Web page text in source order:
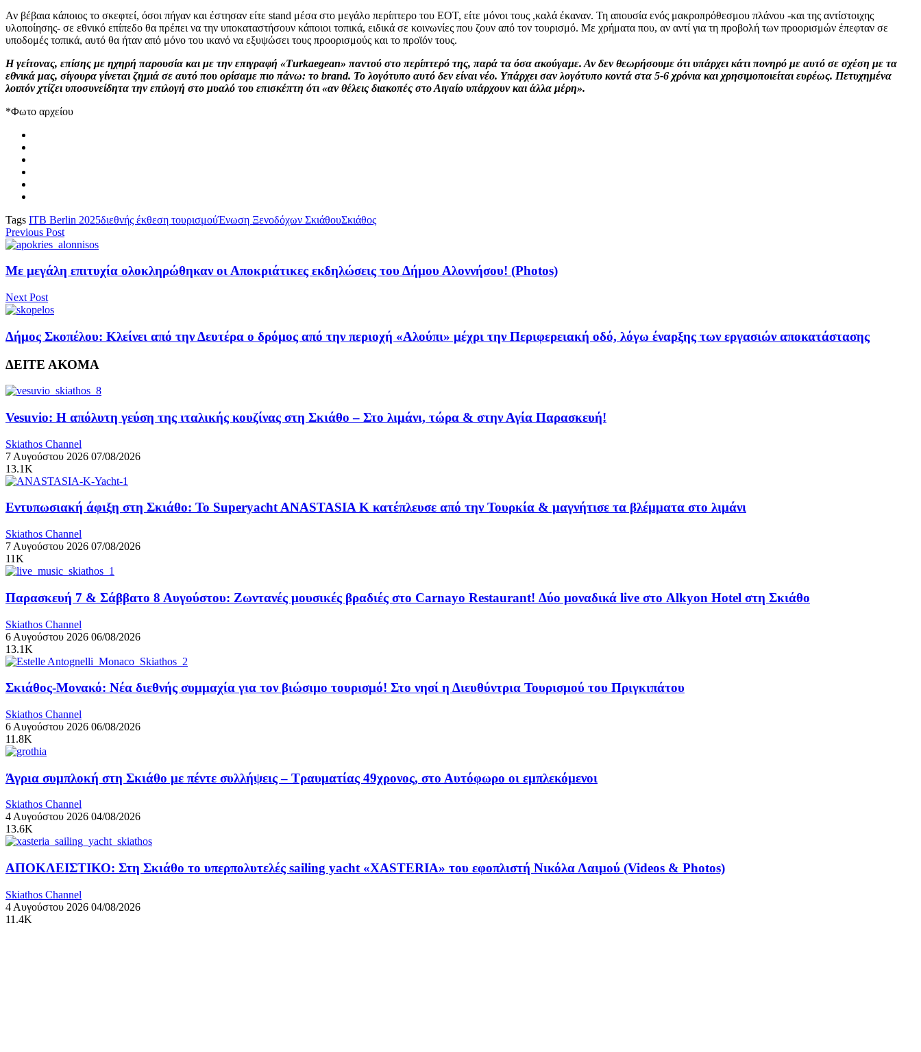
Αν βέβαια κάποιος το σκεφτεί, όσοι πήγαν και έστησαν είτε stand μέσα στο μεγάλο περίπτερο του ΕΟΤ, είτε μόνοι τους ,καλά έκαναν. Τη απουσία ενός μακροπρόθεσμου πλάνου -και της αντίστοιχης
υλοποίησης- σε εθνικό επίπεδο θα πρέπει να την υποκαταστήσουν κάποιοι τοπικά, ειδικά σε κοινωνίες που ζουν από τον τουρισμό. Με χρήματα που, αν αντί για τη προβολή των προορισμών έπεφταν σε
υποδομές τοπικά, αυτό θα ήταν από μόνο του ικανό να εξυψώσει τους προορισμούς και το προϊόν τους.
Η γείτονας, επίσης με ηχηρή παρουσία και με την επιγραφή «Τurkaegean» παντού στο περίπτερό της, παρά τα όσα ακούγαμε. Αν δεν θεωρήσουμε ότι υπάρχει κάτι πονηρό με αυτό σε σχέση με τα
εθνικά μας, σίγουρα γίνεται ζημιά σε αυτό που ορίσαμε πιο πάνω: το brand. Το λογότυπο αυτό δεν είναι νέο. Υπάρχει σαν λογότυπο κοντά στα 5-6 χρόνια και χρησιμοποιείται ευρέως. Πετυχημένα
λοιπόν χτίζει υποσυνείδητα την επιλογή στο μυαλό του επισκέπτη ότι «αν θέλεις διακοπές στο Αιγαίο υπάρχουν και άλλα μέρη».
*Φωτο αρχείου
Tags ITB Berlin 2025διεθνής έκθεση τουρισμούΈνωση Ξενοδόχων ΣκιάθουΣκιάθος
Previous Post
Με μεγάλη επιτυχία ολοκληρώθηκαν οι Αποκριάτικες εκδηλώσεις του Δήμου Αλοννήσου! (Photos)
Next Post
Δήμος Σκοπέλου: Κλείνει από την Δευτέρα ο δρόμος από την περιοχή «Αλούπι» μέχρι την Περιφερειακή οδό, λόγω έναρξης των εργασιών αποκατάστασης
ΔΕΙΤΕ ΑΚΟΜΑ
Vesuvio: Η απόλυτη γεύση της ιταλικής κουζίνας στη Σκιάθο – Στο λιμάνι, τώρα & στην Αγία Παρασκευή!
Skiathos Channel
7 Αυγούστου 2026 07/08/2026
13.1K
Εντυπωσιακή άφιξη στη Σκιάθο: Το Superyacht ANASTASIA K κατέπλευσε από την Τουρκία & μαγνήτισε τα βλέμματα στο λιμάνι
Skiathos Channel
7 Αυγούστου 2026 07/08/2026
11K
Παρασκευή 7 & Σάββατο 8 Αυγούστου: Ζωντανές μουσικές βραδιές στο Carnayo Restaurant! Δύο μοναδικά live στο Alkyon Hotel στη Σκιάθο
Skiathos Channel
6 Αυγούστου 2026 06/08/2026
13.1K
Σκιάθος-Μονακό: Νέα διεθνής συμμαχία για τον βιώσιμο τουρισμό! Στο νησί η Διευθύντρια Τουρισμού του Πριγκιπάτου
Skiathos Channel
6 Αυγούστου 2026 06/08/2026
11.8K
Άγρια συμπλοκή στη Σκιάθο με πέντε συλλήψεις – Τραυματίας 49χρονος, στο Αυτόφωρο οι εμπλεκόμενοι
Skiathos Channel
4 Αυγούστου 2026 04/08/2026
13.6K
ΑΠΟΚΛΕΙΣΤΙΚΟ: Στη Σκιάθο το υπερπολυτελές sailing yacht «XASTERIA» του εφοπλιστή Νικόλα Λαιμού (Videos & Photos)
Skiathos Channel
4 Αυγούστου 2026 04/08/2026
11.4K